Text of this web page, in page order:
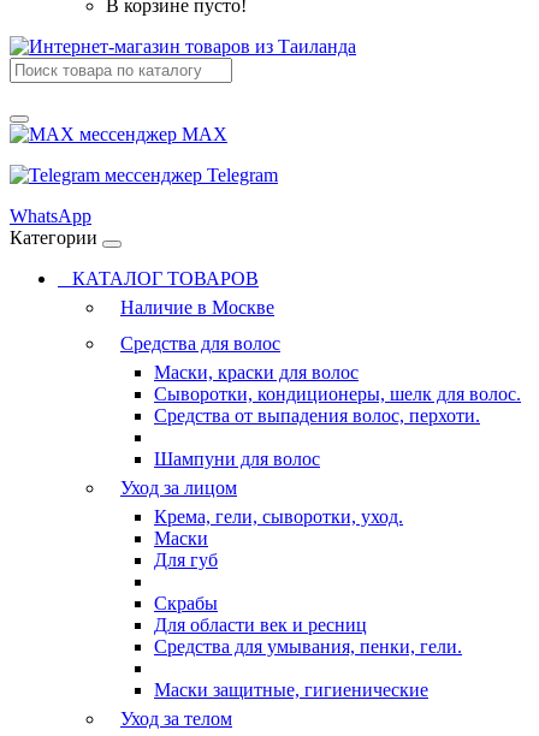
В корзине пусто!
MAX
Telegram
WhatsApp
Категории
КАТАЛОГ ТОВАРОВ
Наличие в Москве
Средства для волос
Маски, краски для волос
Сыворотки, кондиционеры, шелк для волос.
Средства от выпадения волос, перхоти.
Шампуни для волос
Уход за лицом
Крема, гели, сыворотки, уход.
Маски
Для губ
Скрабы
Для области век и ресниц
Средства для умывания, пенки, гели.
Маски защитные, гигиенические
Уход за телом